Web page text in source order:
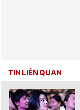
TIN LIÊN QUAN